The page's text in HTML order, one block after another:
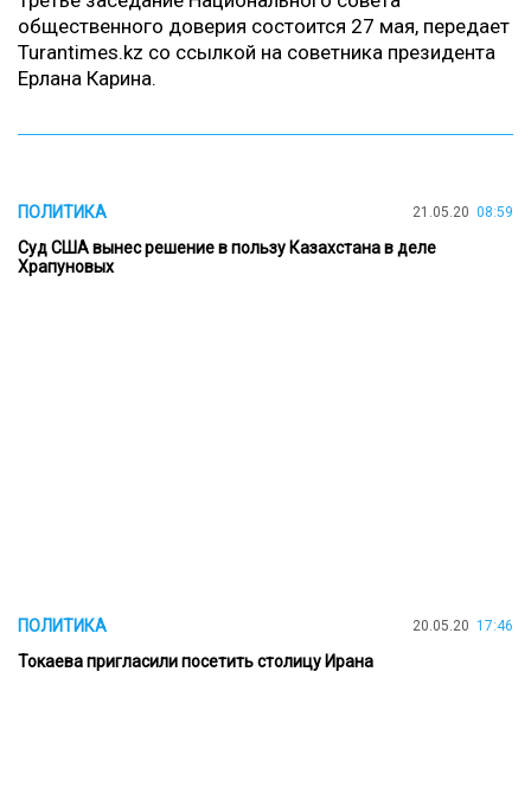
общественного доверия состоится 27 мая, передает
Turantimes.kz со ссылкой на советника президента
Ерлана Карина.
ПОЛИТИКА 21.05.20 08:59
Суд США вынес решение в пользу Казахстана в деле
Храпуновых
ПОЛИТИКА 20.05.20 17:46
Токаева пригласили посетить столицу Ирана